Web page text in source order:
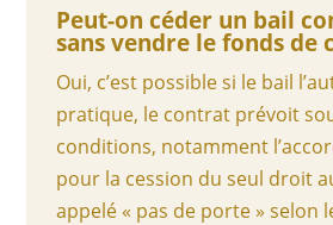
Peut-on céder un bail
sans vendre le fonds de
Oui, c’est possible si le bail
pratique, le contrat prévoit
conditions, notamment
pour la cession du seul droit
appelé « pas de porte » selon